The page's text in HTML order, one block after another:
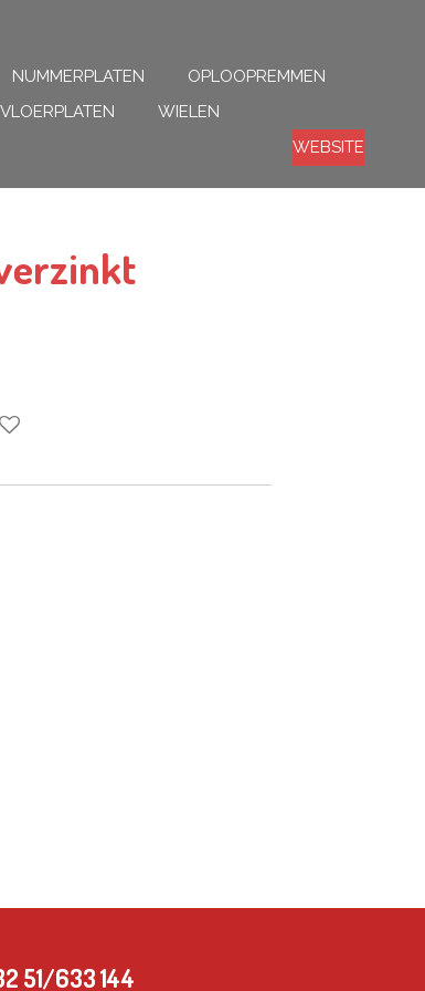
NUMMERPLATEN
OPLOOPREMMEN
VLOERPLATEN
WIELEN
WEBSITE
633 144